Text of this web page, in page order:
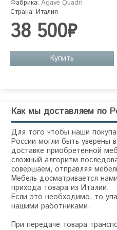
Фабрика: Agave Quadri
Страна: Италия
38 500₽
Купить
Как мы доставляем по
Для того чтобы наши
России могли быть уверены
доставке приобретенной
сложный алгоритм
совершаем, отправляя
Мебель досматривается
прихода товара из Италии.
Если это необходимо, то
нашими работниками.
При передаче товара